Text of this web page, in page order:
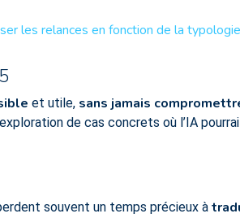
les relances en fonction de la
et utile, sans jamais
de cas concrets où l’IA
souvent un temps précieux à